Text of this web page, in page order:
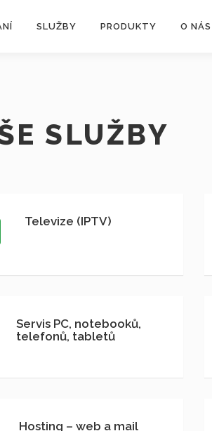
SLUŽBY PRODUKTY O NÁS
SLUŽBY
Televize (IPTV)
Servis PC, notebooků,
telefonů, tabletů
Hosting – web a mail